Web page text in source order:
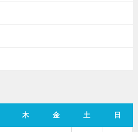
木 金 土 日